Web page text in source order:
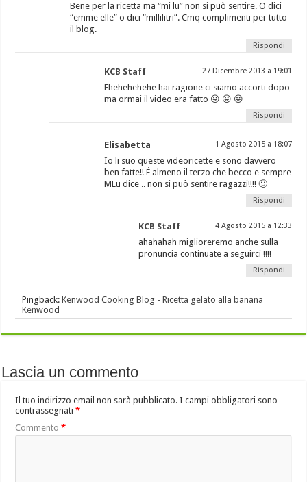
Bene per la ricetta ma “mi lu” non si può sentire. O dici
“emme elle” o dici “millilitri”. Cmq complimenti per tutto
il blog.
Rispondi
KCB Staff 27 Dicembre 2013 a 19:01
Ehehehehehe hai ragione ci siamo accorti dopo
ma ormai il video era fatto 😛 😛 😛
Rispondi
Elisabetta 1 Agosto 2015 a 18:07
Io li suo queste videoricette e sono davvero
ben fatte!! É almeno il terzo che becco e sempre
MLu dice .. non si può sentire ragazzi!!!! 🙂
Rispondi
KCB Staff 4 Agosto 2015 a 12:33
ahahahah miglioreremo anche sulla
pronuncia continuate a seguirci !!!!
Rispondi
Pingback:Kenwood Cooking Blog - Ricetta gelato alla banana
Kenwood
Lascia un commento
Il tuo indirizzo email non sarà pubblicato. I campi obbligatori sono
contrassegnati*
Commento*